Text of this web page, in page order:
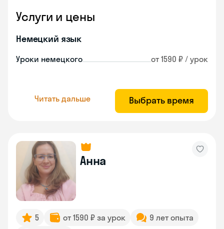
Услуги и цены
Немецкий язык
Уроки немецкого от 1590 ₽ / урок
Читать дальше Выбрать время
Анна
5 от 1590 ₽ за урок
9 лет опыта